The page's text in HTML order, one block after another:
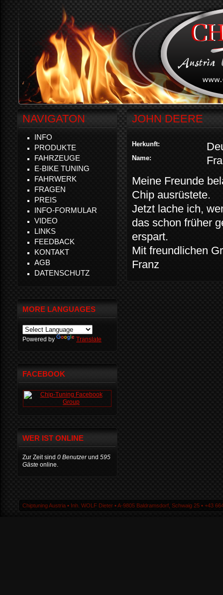
JOHN DEERE
Herkunft:
Name:
Meine Freunde
Chip ausrüstete.
Jetzt lache ich,
das schon früher
erspart.
Mit freundlichen
Franz
NAVIGATON
INFO
PRODUKTE
FAHRZEUGE
E-BIKE TUNING
FAHRWERK
FRAGEN
PREIS
INFO-FORMULAR
VIDEO
LINKS
FEEDBACK
KONTAKT
AGB
DATENSCHUTZ
MORE LANGUAGES
Powered by Translate
FACEBOOK
WER IST ONLINE
Zur Zeit sind 0 Benutzerund 595
Gäste online.
Chiptuning Austria ▪ Inh. WOLF Dieter ▪ A-9805 Baldramsdorf, Schwaig 25 ▪ +43